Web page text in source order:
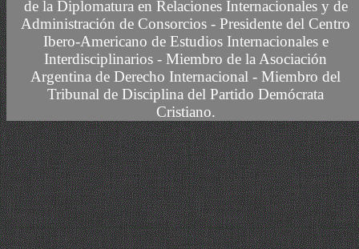
de la Diplomatura en Relaciones Internacionales y de
Administración de Consorcios - Presidente del Centro
Ibero-Americano de Estudios Internacionales e
Interdisciplinarios - Miembro de la Asociación
Argentina de Derecho Internacional - Miembro del
Tribunal de Disciplina del Partido Demócrata
Cristiano.